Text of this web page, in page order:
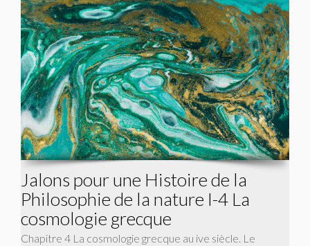
Jalons pour une Histoire de la
Philosophie de la nature I-4 La
cosmologie grecque
Chapitre 4 La cosmologie grecque au ive siècle. Le